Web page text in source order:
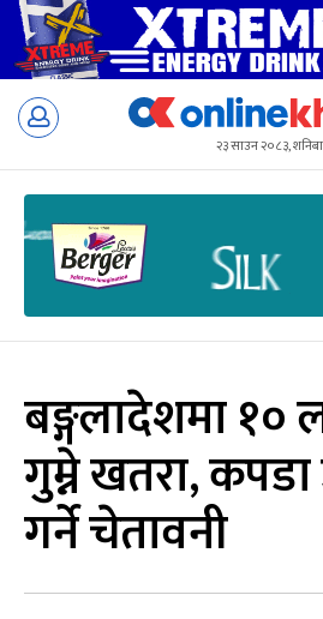
Skip
२३ साउन २०८३,
बङ्गलादेशमा १०
गुम्ने खतरा, कपडा
गर्ने चेतावनी